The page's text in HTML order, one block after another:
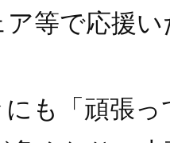
ア等で応援
も「頑張